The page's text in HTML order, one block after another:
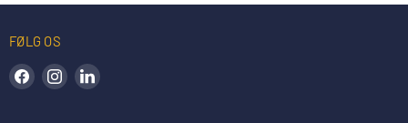
FØLG OS
Find os på Facebook
Find os på Instagram